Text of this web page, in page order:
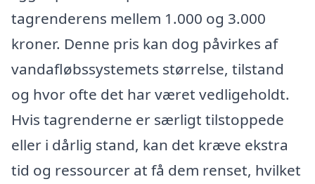
tagrenderens mellem 1.000 og 3.000
kroner. Denne pris kan dog påvirkes af
vandafløbssystemets størrelse, tilstand
og hvor ofte det har været vedligeholdt.
Hvis tagrenderne er særligt tilstoppede
eller i dårlig stand, kan det kræve ekstra
tid og ressourcer at få dem renset, hvilket